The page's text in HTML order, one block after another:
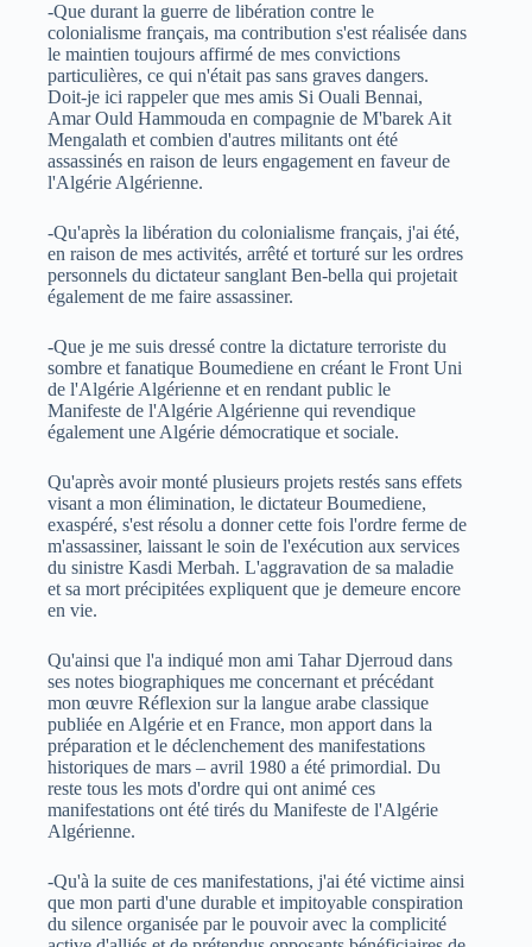
-Que durant la guerre de libération contre le
colonialisme français, ma contribution s'est réalisée dans
le maintien toujours affirmé de mes convictions
particulières, ce qui n'était pas sans graves dangers.
Doit-je ici rappeler que mes amis Si Ouali Bennai,
Amar Ould Hammouda en compagnie de M'barek Ait
Mengalath et combien d'autres militants ont été
assassinés en raison de leurs engagement en faveur de
l'Algérie Algérienne.
-Qu'après la libération du colonialisme français, j'ai été,
en raison de mes activités, arrêté et torturé sur les ordres
personnels du dictateur sanglant Ben-bella qui projetait
également de me faire assassiner.
-Que je me suis dressé contre la dictature terroriste du
sombre et fanatique Boumediene en créant le Front Uni
de l'Algérie Algérienne et en rendant public le
Manifeste de l'Algérie Algérienne qui revendique
également une Algérie démocratique et sociale.
Qu'après avoir monté plusieurs projets restés sans effets
visant a mon élimination, le dictateur Boumediene,
exaspéré, s'est résolu a donner cette fois l'ordre ferme de
m'assassiner, laissant le soin de l'exécution aux services
du sinistre Kasdi Merbah. L'aggravation de sa maladie
et sa mort précipitées expliquent que je demeure encore
en vie.
Qu'ainsi que l'a indiqué mon ami Tahar Djerroud dans
ses notes biographiques me concernant et précédant
mon œuvre Réflexion sur la langue arabe classique
publiée en Algérie et en France, mon apport dans la
préparation et le déclenchement des manifestations
historiques de mars – avril 1980 a été primordial. Du
reste tous les mots d'ordre qui ont animé ces
manifestations ont été tirés du Manifeste de l'Algérie
Algérienne.
-Qu'à la suite de ces manifestations, j'ai été victime ainsi
que mon parti d'une durable et impitoyable conspiration
du silence organisée par le pouvoir avec la complicité